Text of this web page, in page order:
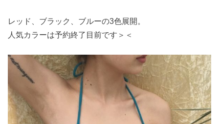
レッド、ブラック、ブルーの3色展開。
人気カラーは予約終了目前です＞＜